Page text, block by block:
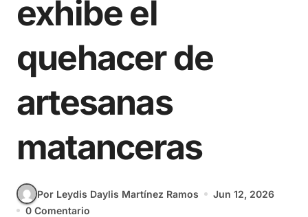
exhibe el
quehacer de
artesanas
matanceras
Por Leydis Daylis Martínez Ramos
Jun 12, 2026
0 Comentario